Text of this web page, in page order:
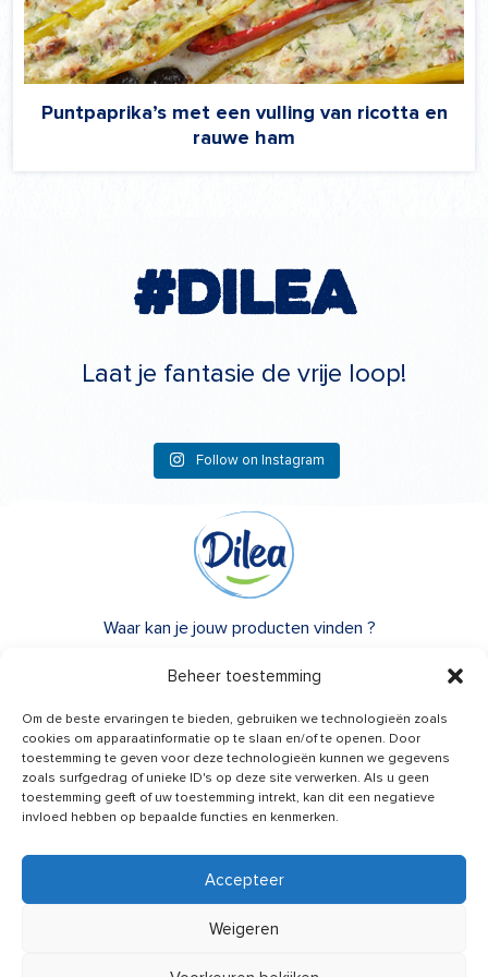
Beheer toestemming
Om de beste ervaringen te bieden, gebruiken we technologieën zoals
cookies om apparaatinformatie op te slaan en/of te openen. Door
toestemming te geven voor deze technologieën kunnen we gegevens
zoals surfgedrag of unieke ID's op deze site verwerken. Als u geen
toestemming geeft of uw toestemming intrekt, kan dit een negatieve
invloed hebben op bepaalde functies en kenmerken.
Accepteer
Weigeren
Puntpaprika’s met een vulling van ricotta en
rauwe ham
#Dilea
Laat je fantasie de vrije loop!
Follow on Instagram
Heb je advies nodig?
Een vraag?
Waar kan je jouw producten vinden ?
Over Dilea
FAQ
Nieuws van ons ontvangen